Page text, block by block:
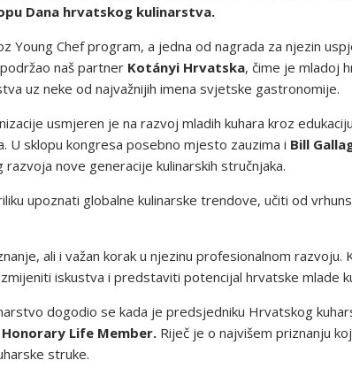
Dana hrvatskog kulinarstva.
Young Chef program, a jedna od nagrada za njezin
naš partner Kotányi Hrvatska, čime je mladoj
uz neke od najvažnijih imena svjetske gastronomije.
usmjeren je na razvoj mladih kuhara kroz
U sklopu kongresa posebno mjesto zauzima i Bill
nove generacije kulinarskih stručnjaka.
upoznati globalne kulinarske trendove, učiti od
ali i važan korak u njezinu profesionalnom
iskustva i predstaviti potencijal hrvatske mlade
dogodio se kada je predsjedniku Hrvatskog
Life Member. Riječ je o najvišem priznanju
struke.